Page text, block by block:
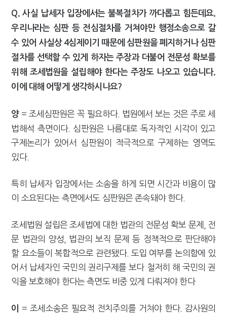
Q. 사실 납세자 입장에서는 불복절차가 까다롭고 힘든데요.
우리나라는 심판 등 전심절차를 거쳐야만 행정소송으로 갈
수 있어 사실상 4심제이기 때문에 심판원을 폐지하거나 심판
절차를 선택할 수 있게 하자는 주장과 더불어 전문성 확보를
위해 조세법원을 설립해야 한다는 주장도 나오고 있습니다.
이에 대해 어떻게 생각하시나요?
양= 조세심판원은 꼭 필요하다. 법원에서 보는 것은 주로 세
법해석 측면이다. 심판원은 나름대로 독자적인 시각이 있고
구제논리가 있어서 심판원이 적극적으로 구제하는 영역도
있다.
특히 납세자 입장에서는 소송을 하게 되면 시간과 비용이 많
이 소요된다는 측면에서도 심판원은 존속돼야 한다.
조세법원 설립은 조세법에 대한 법관의 전문성 확보 문제, 전
문 법관의 양성, 법관의 보직 문제 등 정책적으로 판단해야
할 요소들이 복합적으로 관련됐다. 도입 여부를 논의함에 있
어서 납세자인 국민의 권리구제를 보다 철저히 해 국민의 권
익을 보호해야 한다는 측면도 비중 있게 다뤄져야 한다
이
= 조세소송은 필요적 전치주의를 거쳐야 한다. 감사원의